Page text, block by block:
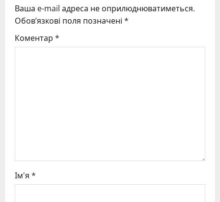
i
g
Ваша e-mail адреса не оприлюднюватиметься.
Обов’язкові поля позначені *
Коментар *
Ім'я *